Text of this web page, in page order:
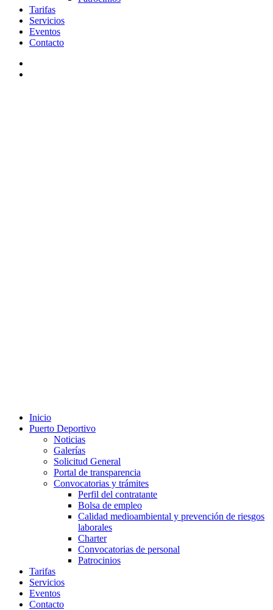
Tarifas
Servicios
Eventos
Contacto
Inicio
Puerto Deportivo
Noticias
Galerías
Solicitud General
Portal de transparencia
Convocatorias y trámites
Perfil del contratante
Bolsa de empleo
Calidad medioambiental y prevención de riesgos
laborales
Charter
Convocatorias de personal
Patrocinios
Tarifas
Servicios
Eventos
Contacto